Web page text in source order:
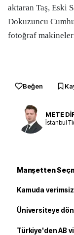
aktaran Taş, Eski
Dokuzuncu
fotoğraf
Beğen
METE
İstanbul
Manşetten
Kamuda
Üniversiteye
Türkiye'den AB